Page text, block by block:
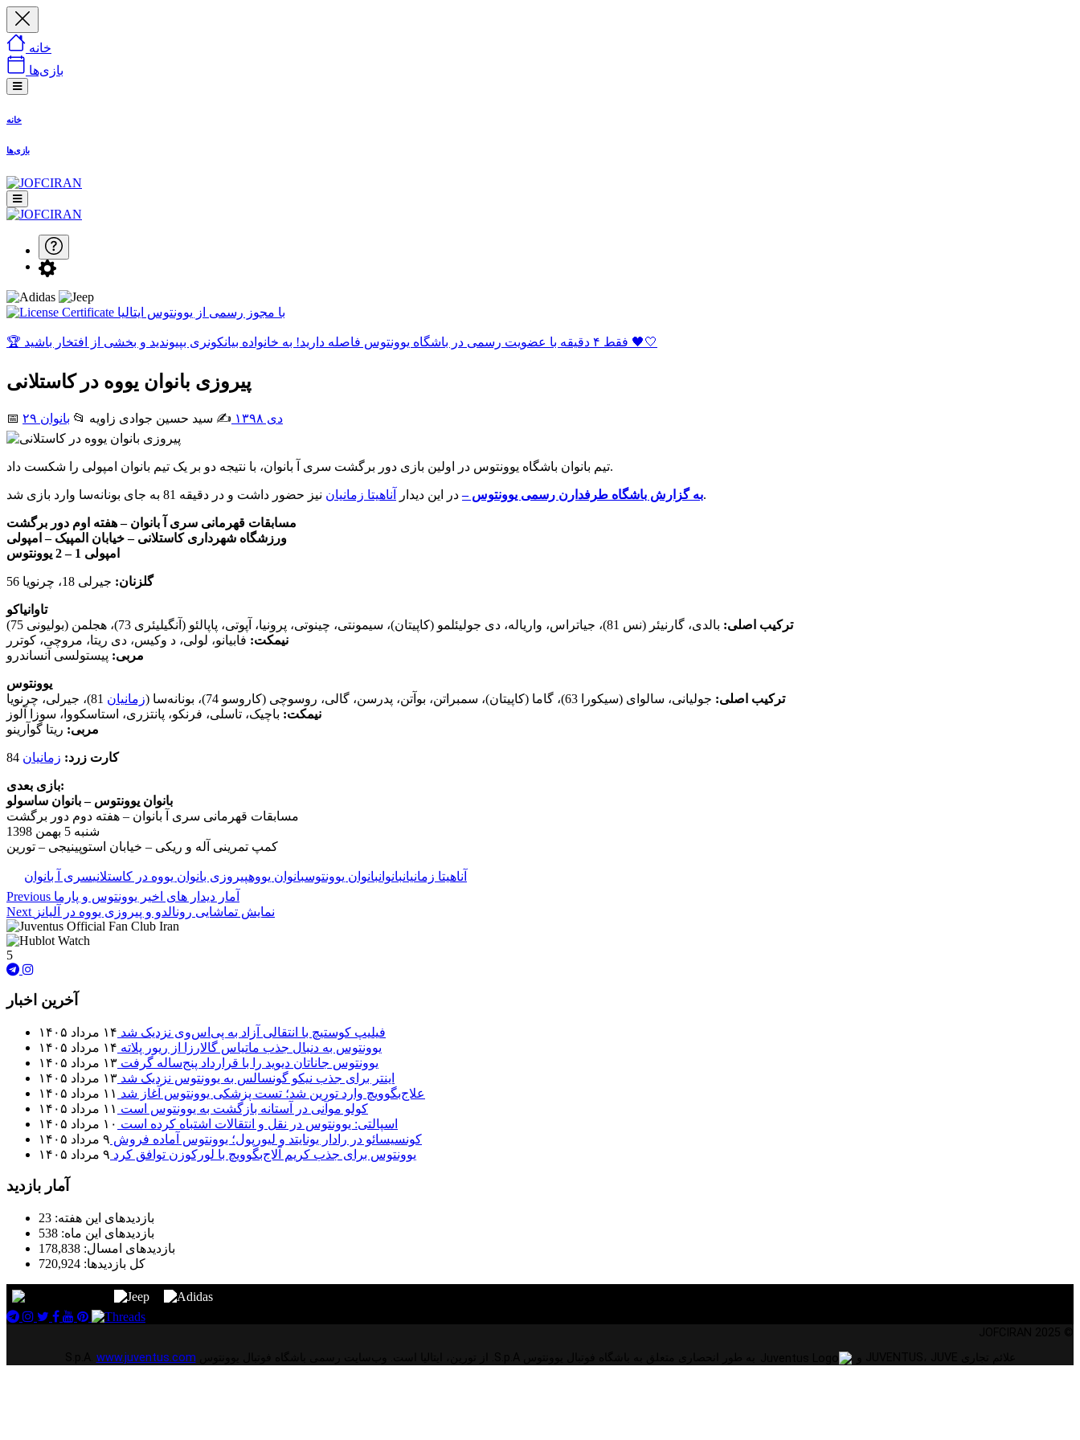
خانه
بازی‌ها
خانه
بازی‌ها
با مجوز رسمی از یوونتوس ایتالیا
🏆 فقط ۴ دقیقه با عضویت رسمی در باشگاه یوونتوس فاصله دارید! به خانواده بیانکونری بپیوندید و بخشی از افتخار باشید 🖤🤍
پیروزی بانوان یووه در کاستلانی
📅 ۲۹ دی ۱۳۹۸ ✍️ سید حسین جوادی زاويه 📂 بانوان
تیم بانوان باشگاه یوونتوس در اولین بازی دور برگشت سری آ بانوان، با نتیجه دو بر یک تیم بانوان امپولی را شکست داد.
به گزارش باشگاه طرفدارن رسمی یوونتوس –در این دیدار آناهیتا زمانیان نیز حضور داشت و در دقیقه 81 به جای بونانه‌سا وارد بازی شد.
مسابقات قهرمانی سری آ بانوان – هفته اوم دور برگشت
ورزشگاه شهرداری کاستلانی – خیابان المپیک – امپولی
امپولی 1 – 2 یوونتوس
گلزنان: جیرلی 18، چرنویا 56
تاوانیاکو
ترکیب اصلی: بالدی، گارنیئر (نس 81)، جیاتراس، واریاله، دی جولیئلمو (کاپیتان)، سیمونتی، چینوتی، پرونیا، آپوتی، پاپالئو (آنگیلیئری 73)، هجلمن (بولیونی 75)
نیمکت: فابیانو، لولی، د وکیس، دی ریتا، مروچی، کوترر
مربی: پیستولسی آنساندرو
یوونتوس
ترکیب اصلی: جولیانی، سالوای (سیکورا 63)، گاما (کاپیتان)، سمبراتن، بوآتن، پدرسن، گالی، روسوچی (کاروسو 74)، بونانه‌سا ( زمانیان
نیمکت: باچیک، تاسلی، فرنکو، پانتزری، استاسکووا، سوزا آلوز
مربی: ریتا گوآرینو
کارت زرد: زمانیان
بازی بعدی:
بانوان یوونتوس – بانوان ساسولو
مسابقات قهرمانی سری آ بانوان – هفته دوم دور برگشت
شنبه 5 بهمن 1398
کمپ تمرینی آله و ریکی – خیابان استوپینیجی – تورین
آناهیتا زمانیانبانوانبانوان یوونتوسبانوان یووهپیروزی بانوان یووه در کاستلانیسری آ بانوان
Previous آمار دیدار های اخیر یوونتوس و پارما
Next نمایش تماشایی رونالدو و پیروزی یووه در آلیانز
5
آخرین اخبار
فیلیپ کوستیچ با انتقالی آزاد به پی‌اس‌وی نزدیک شد ۱۴ مرداد ۱۴۰۵
یوونتوس به دنبال جذب ماتیاس گالارزا از ریور پلاته ۱۴ مرداد ۱۴۰۵
یوونتوس جاناتان دیوید را با قرارداد پنج‌ساله گرفت ۱۳ مرداد ۱۴۰۵
اینتر برای جذب نیکو گونسالس به یوونتوس نزدیک شد ۱۳ مرداد ۱۴۰۵
علاج‌بگوویچ وارد تورین شد؛ تست پزشکی یوونتوس آغاز شد ۱۱ مرداد ۱۴۰۵
کولو موآنی در آستانه بازگشت به یوونتوس است ۱۱ مرداد ۱۴۰۵
اسپالتی: یوونتوس در نقل و انتقالات اشتباه کرده است ۱۰ مرداد ۱۴۰۵
کونسیسائو در رادار یونایتد و لیورپول؛ یوونتوس آماده فروش ۹ مرداد ۱۴۰۵
یوونتوس برای جذب کریم آلاج‌بگوویچ با لورکوزن توافق کرد ۹ مرداد ۱۴۰۵
آمار بازدید
بازدیدهای این هفته: 23
بازدیدهای این ماه: 538
بازدیدهای امسال: 178,838
کل بازدیدها: 720,924
www.juventus.com